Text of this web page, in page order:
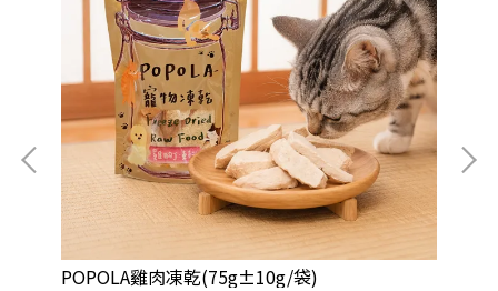
POPOLA雞肉凍乾(75g±10g/袋)